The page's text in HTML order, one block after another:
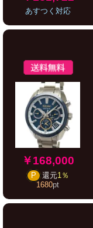
あすつく対応
￥168,000
P 還元1％
1680pt